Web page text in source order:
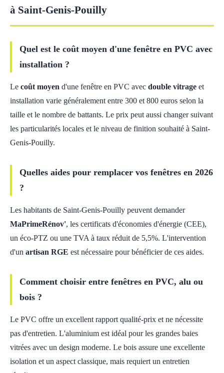
à Saint-Genis-Pouilly
Quel est le coût moyen d'une fenêtre en PVC avec
installation ?
Le coût moyen d'une fenêtre en PVC avec double vitrage et
installation varie généralement entre 300 et 800 euros selon la
taille et le nombre de battants. Le prix peut aussi changer suivant
les particularités locales et le niveau de finition souhaité à Saint-
Genis-Pouilly.
Quelles aides pour remplacer vos fenêtres en 2026
?
Les habitants de Saint-Genis-Pouilly peuvent demander
MaPrimeRénov', les certificats d'économies d'énergie (CEE),
un éco-PTZ ou une TVA à taux réduit de 5,5%. L'intervention
d'un artisan RGE est nécessaire pour bénéficier de ces aides.
Comment choisir entre fenêtres en PVC, alu ou
bois ?
Le PVC offre un excellent rapport qualité-prix et ne nécessite
pas d'entretien. L'aluminium est idéal pour les grandes baies
vitrées avec un design moderne. Le bois assure une excellente
isolation et un aspect classique, mais requiert un entretien